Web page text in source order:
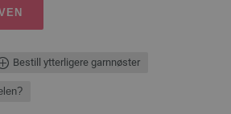
Bestill ytterligere garnnøster